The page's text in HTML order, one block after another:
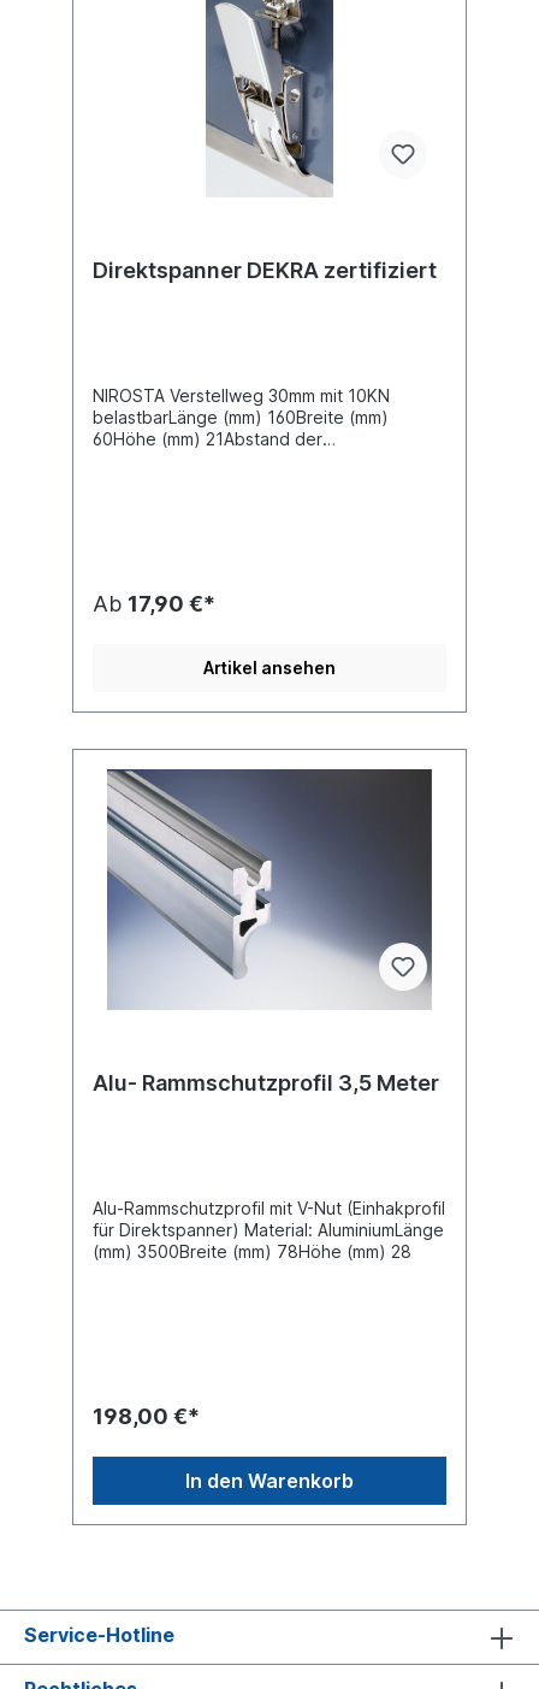
Direktspanner DEKRA zertifiziert
NIROSTA Verstellweg 30mm mit 10KN
belastbarLänge (mm) 160Breite (mm)
60Höhe (mm) 21Abstand der
(nach EN 12641-2, BKTex-Richtlinie, DC 9.5)
dass der Einsatz dieser Komponenten nicht
automatisch die Zertifizierung der Plane zur
Ab 17,90 €*
Artikel ansehen
Alu- Rammschutzprofil 3,5 Meter
Alu-Rammschutzprofil mit V-Nut (Einhakprofil
für Direktspanner) Material: AluminiumLänge
(mm) 3500Breite (mm) 78Höhe (mm) 28
198,00 €*
In den Warenkorb
Service-Hotline